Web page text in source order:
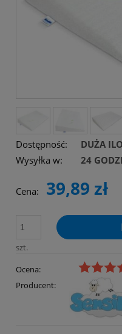
Dostępność:
DUŻA
Wysyłka w:
24
Cena: 39,89 zł
szt.
Ocena:
Producent: